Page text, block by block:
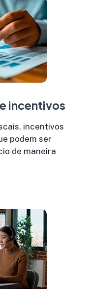
incentivos
incentivos
podem ser
de maneira